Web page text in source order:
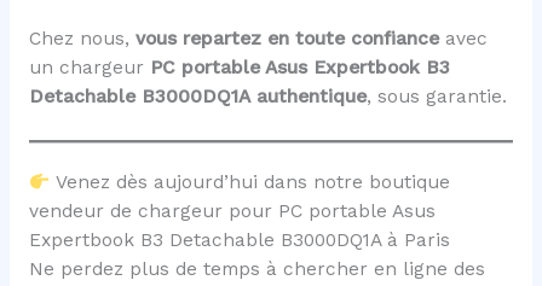
Chez nous, vous repartez en toute confianceavec
un chargeur PC portable Asus Expertbook B3
Detachable B3000DQ1A authentique, sous garantie.
Venez dès aujourd’hui dans notre boutique
vendeur de chargeur pour PC portable Asus
Expertbook B3 Detachable B3000DQ1A à Paris
Ne perdez plus de temps à chercher en ligne des